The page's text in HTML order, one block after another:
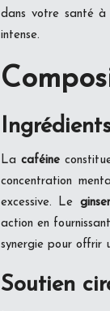
dans votre santé à
intense.
La caféine
concentration
excessive. Le
action en
synergie pour offrir
Soutien